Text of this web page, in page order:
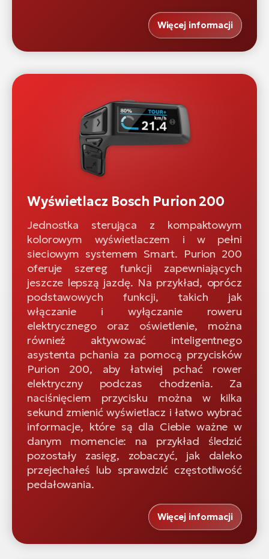
Więcej informacji
Wyświetlacz Bosch Purion 200
Jednostka sterująca z kompaktowym
kolorowym wyświetlaczem i w pełni
sieciowym systemem Smart. Purion 200
oferuje szereg funkcji zapewniających
jeszcze lepszą jazdę. Na przykład, oprócz
podstawowych funkcji, takich jak
włączanie i wyłączanie roweru
elektrycznego oraz oświetlenie, można
również aktywować inteligentnego
asystenta pchania za pomocą przycisków
Purion 200, aby łatwiej pchać rower
elektryczny podczas chodzenia. Za
naciśnięciem przycisku można w kilka
sekund zmienić wyświetlacz i łatwo wybrać
informacje, które są dla Ciebie ważne w
danym momencie: na przykład śledzić
pozostały zasięg, zobaczyć, jak daleko
przejechałeś lub sprawdzić częstotliwość
pedałowania.
Więcej informacji